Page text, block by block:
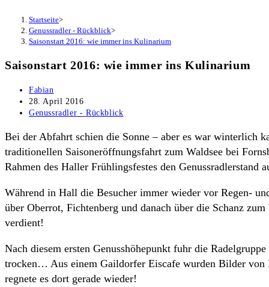
Startseite>
Genussradler - Rückblick>
Saisonstart 2016: wie immer ins Kulinarium
Saisonstart 2016: wie immer ins Kulinarium
Beitrags-
Autor:
Fabian
Beitrag
veröffentlicht:
28. April 2016
Beitrags-
Genussradler - Rückblick
Bei der Abfahrt schien die Sonne – aber es war winterlich
traditionellen Saisoneröffnungsfahrt zum Waldsee bei
Rahmen des Haller Frühlingsfestes den
Während in Hall die Besucher immer wieder vor Regen-
über Oberrot, Fichtenberg und danach über die Schanz
verdient!
Nach diesem ersten Genusshöhepunkt fuhr die
trocken… Aus einem Gaildorfer Eiscafe wurden Bilder von
regnete es dort gerade wieder!